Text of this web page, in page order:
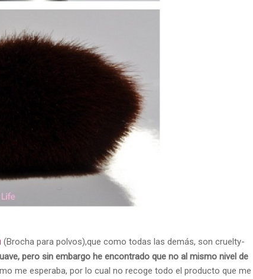
(Brocha para polvos),que como todas las demás, son cruelty-
pero sin embargo he encontrado que no al mismo nivel de
me esperaba, por lo cual no recoge todo el producto que me